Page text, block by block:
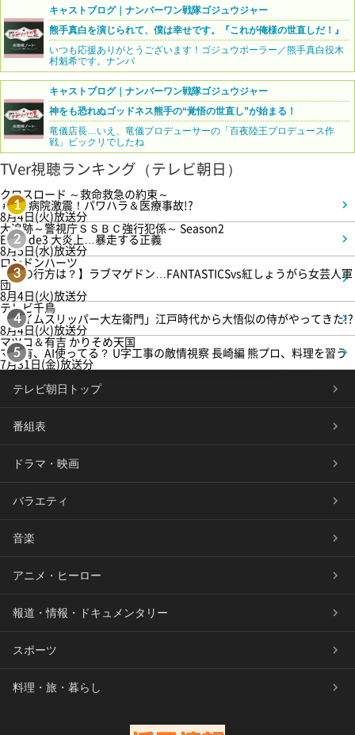
キャストブログ｜ナンバーワン戦隊ゴジュウジャー
熊手真白を演じられて、僕は幸せです。『これが俺様の世直しだ！』
いつも応援ありがとうございます！ゴジュウポーラー／熊手真白役木
村魁希です。ナンバ
キャストブログ｜ナンバーワン戦隊ゴジュウジャー
神をも恐れぬゴッドネス熊手の“覚悟の世直し”が始まる！
竜儀店長…いえ、竜儀プロデューサーの「百夜陸王プロデュース作
戦」ビックリでしたね
TVer視聴ランキング（テレビ朝日）
1
クロスロード ～救命救急の約束～
＃5 病院激震！パワハラ＆医療事故!?
8月4日(火)放送分
2
大追跡～警視庁ＳＳＢＣ強行犯係～ Season2
Episode3 大炎上…暴走する正義
8月5日(水)放送分
3
ロンドンハーツ
【恋の行方は？】ラブマゲドン…FANTASTICSvs紅しょうがら女芸人軍
団
8月4日(火)放送分
4
テレビ千鳥
「タイムスリッパー大左衛門」江戸時代から大悟似の侍がやってきた!?
8月4日(火)放送分
5
マツコ＆有吉 かりそめ天国
マツ有、AI使ってる？ U字工事の敵情視察 長崎編 熊プロ、料理を習う
7月31日(金)放送分
テレビ朝日トップ
番組表
ドラマ・映画
バラエティ
音楽
アニメ・ヒーロー
報道・情報・ドキュメンタリー
スポーツ
料理・旅・暮らし